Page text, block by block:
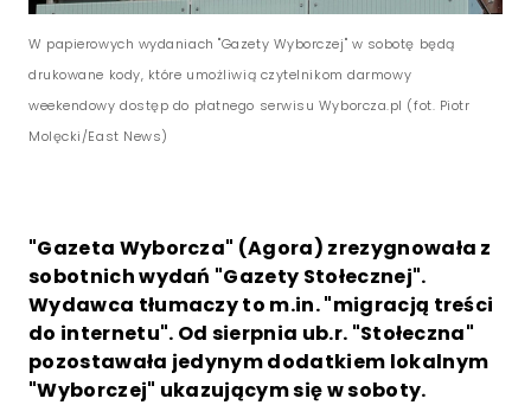
W papierowych wydaniach "Gazety Wyborczej" w sobotę będą
drukowane kody, które umożliwią czytelnikom darmowy
weekendowy dostęp do płatnego serwisu Wyborcza.pl (fot. Piotr
Molęcki/East News)
"Gazeta Wyborcza" (Agora) zrezygnowała z
sobotnich wydań "Gazety Stołecznej".
Wydawca tłumaczy to m.in. "migracją treści
do internetu". Od sierpnia ub.r. "Stołeczna"
pozostawała jedynym dodatkiem lokalnym
"Wyborczej" ukazującym się w soboty.